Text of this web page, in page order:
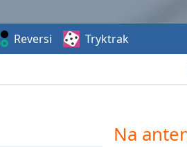
Reversi Tryktrak
Na